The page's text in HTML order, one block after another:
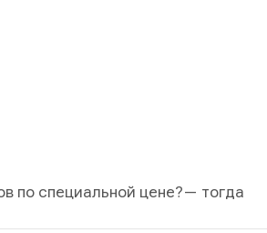
по специальной цене?— тогда